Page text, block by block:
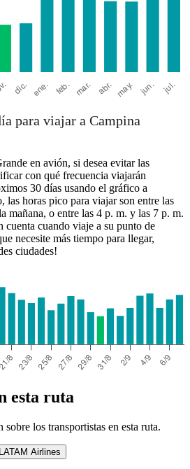
para viajar a Campina
en avión, si desea evitar las
con qué frecuencia viajarán
30 días usando el gráfico a
las horas pico para viajar son entre las
mañana, o entre las 4 p. m. y las 7 p. m.
cuenta cuando viaje a su punto de
necesite más tiempo para llegar,
ciudades!
esta ruta
los transportistas en esta ruta.
LATAM Airlines